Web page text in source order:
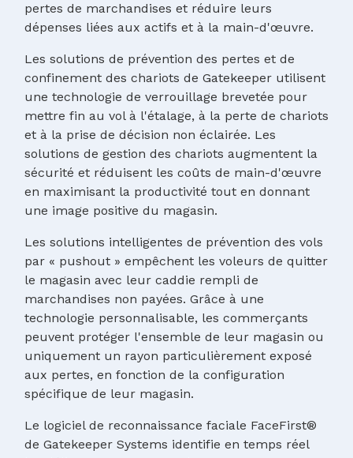
pertes de marchandises et réduire leurs
dépenses liées aux actifs et à la main-d'œuvre.
Les solutions de prévention des pertes et de
confinement des chariots de Gatekeeper utilisent
une technologie de verrouillage brevetée pour
mettre fin au vol à l'étalage, à la perte de chariots
et à la prise de décision non éclairée. Les
solutions de gestion des chariots augmentent la
sécurité et réduisent les coûts de main-d'œuvre
en maximisant la productivité tout en donnant
une image positive du magasin.
Les solutions intelligentes de prévention des vols
par « pushout » empêchent les voleurs de quitter
le magasin avec leur caddie rempli de
marchandises non payées. Grâce à une
technologie personnalisable, les commerçants
peuvent protéger l'ensemble de leur magasin ou
uniquement un rayon particulièrement exposé
aux pertes, en fonction de la configuration
spécifique de leur magasin.
Le logiciel de reconnaissance faciale FaceFirst®
de Gatekeeper Systems identifie en temps réel